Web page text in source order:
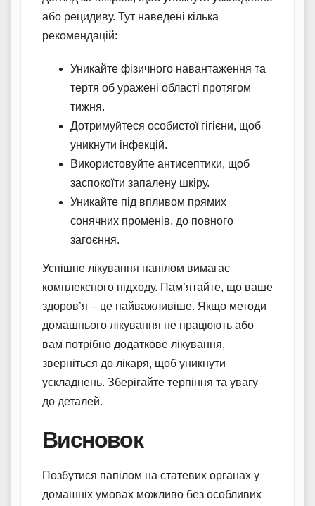
або рецидиву. Тут наведені кілька
рекомендацій:
Уникайте фізичного навантаження та
тертя об уражені області протягом
тижня.
Дотримуйтеся особистої гігієни, щоб
уникнути інфекцій.
Використовуйте антисептики, щоб
заспокоїти запалену шкіру.
Уникайте під впливом прямих
сонячних променів, до повного
загоєння.
Успішне лікування папілом вимагає
комплексного підходу. Пам’ятайте, що ваше
здоров’я – це найважливіше. Якщо методи
домашнього лікування не працюють або
вам потрібно додаткове лікування,
зверніться до лікаря, щоб уникнути
ускладнень. Зберігайте терпіння та увагу
до деталей.
Висновок
Позбутися папілом на статевих органах у
домашніх умовах можливо без особливих